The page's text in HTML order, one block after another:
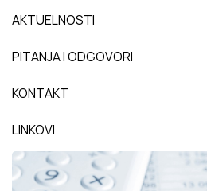
AKTUELNOSTI
PITANJA I ODGOVORI
KONTAKT
LINKOVI